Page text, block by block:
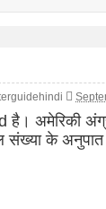
अमेरिकी
के अनुपात